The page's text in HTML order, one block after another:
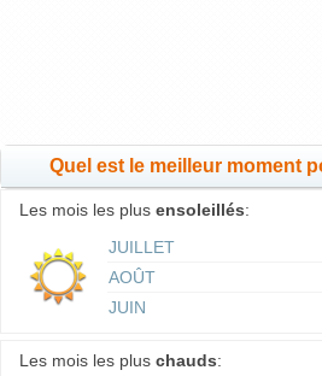
Quel est le meilleur moment
Les mois les plus ensoleillés:
JUILLET
AOÛT
JUIN
Les mois les plus chauds: